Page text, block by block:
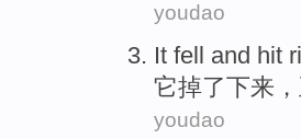
youdao
It fell and hit
它掉了下来
youdao